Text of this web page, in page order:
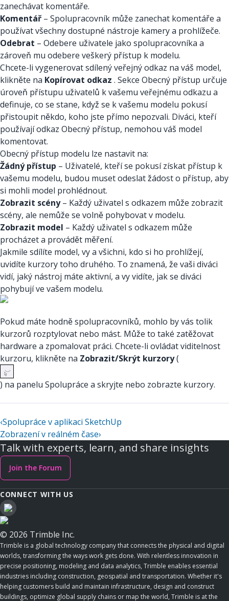
zanechávat komentáře.
Komentář– Spolupracovník může zanechat komentáře a
používat všechny dostupné nástroje kamery a prohlížeče.
Odebrat – Odebere uživatele jako spolupracovníka a
zároveň mu odebere veškerý přístup k modelu.
Chcete-li vygenerovat sdílený veřejný odkaz na váš model,
klikněte na Kopírovat odkaz . Sekce Obecný přístup určuje
úroveň přístupu uživatelů k vašemu veřejnému odkazu a
definuje, co se stane, když se k vašemu modelu pokusí
přistoupit někdo, koho jste přímo nepozvali. Diváci, kteří
používají odkaz Obecný přístup, nemohou váš model
komentovat.
Obecný přístup modelu lze nastavit na:
Žádný přístup – Uživatelé, kteří se pokusí získat přístup k
vašemu modelu, budou muset odeslat žádost o přístup, aby
si mohli model prohlédnout.
Zobrazit scény– Každý uživatel s odkazem může zobrazit
scény, ale nemůže se volně pohybovat v modelu.
Zobrazit model – Každý uživatel s odkazem může
procházet a provádět měření.
Jakmile sdílíte model, vy a všichni, kdo si ho prohlížejí,
uvidíte kurzory toho druhého. To znamená, že vaši diváci
vidí, jaký nástroj máte aktivní, a vy vidíte, jak se diváci
pohybují ve vašem modelu.
Pokud máte hodně spolupracovníků, mohlo by vás tolik
kurzorů rozptylovat nebo mást. Může to také zatěžovat
hardware a zpomalovat práci. Chcete-li ovládat viditelnost
kurzoru, klikněte na Zobrazit/Skrýt kurzory(
) na panelu Spolupráce a skryjte nebo zobrazte kurzory.
‹Spolupráce v aplikaci SketchUp
Zobrazení v reálném čase›
Talk with experts, learn, and share insights
Join the Forum
CONNECT WITH US
© 2026 Trimble Inc.
Trimble is a global technology company that connects the physical and digital
worlds, transforming the ways work gets done. With relentless innovation in
precise positioning, modeling and data analytics, Trimble enables essential
industries including construction, geospatial and transportation. Whether it's
helping customers build and maintain infrastructure, design and construct
buildings, optimize global supply chains or map the world, Trimble is at the